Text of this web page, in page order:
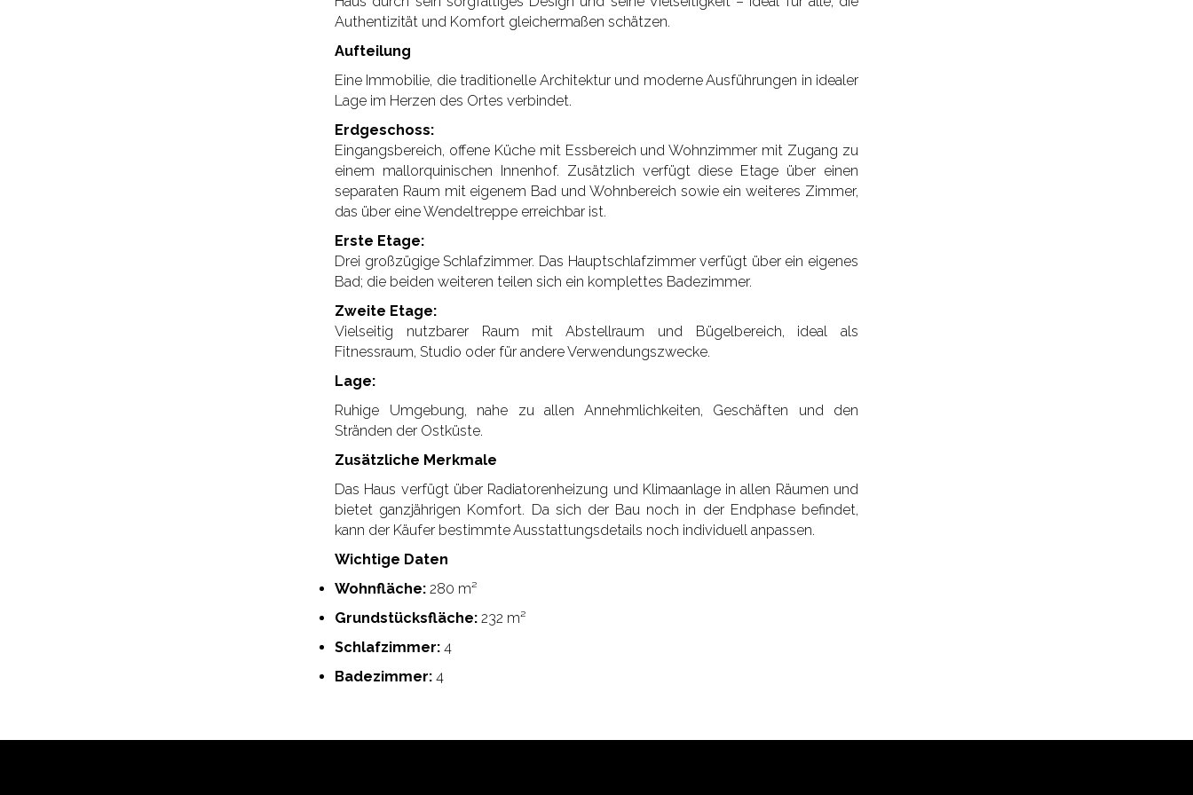
Authentizität und Komfort gleichermaßen schätzen.
Aufteilung
Eine Immobilie, die traditionelle Architektur und moderne Ausführungen in idealer
Lage im Herzen des Ortes verbindet.
Erdgeschoss:
Eingangsbereich, offene Küche mit Essbereich und Wohnzimmer mit Zugang zu
einem mallorquinischen Innenhof. Zusätzlich verfügt diese Etage über einen
separaten Raum mit eigenem Bad und Wohnbereich sowie ein weiteres Zimmer,
das über eine Wendeltreppe erreichbar ist.
Erste Etage:
Drei großzügige Schlafzimmer. Das Hauptschlafzimmer verfügt über ein eigenes
Bad; die beiden weiteren teilen sich ein komplettes Badezimmer.
Zweite Etage:
Vielseitig nutzbarer Raum mit Abstellraum und Bügelbereich, ideal als
Fitnessraum, Studio oder für andere Verwendungszwecke.
Lage:
Ruhige Umgebung, nahe zu allen Annehmlichkeiten, Geschäften und den
Stränden der Ostküste.
Zusätzliche Merkmale
Das Haus verfügt über Radiatorenheizung und Klimaanlage in allen Räumen und
bietet ganzjährigen Komfort. Da sich der Bau noch in der Endphase befindet,
kann der Käufer bestimmte Ausstattungsdetails noch individuell anpassen.
Wichtige Daten
Wohnfläche: 280 m²
Grundstücksfläche: 232 m²
Schlafzimmer: 4
Badezimmer: 4